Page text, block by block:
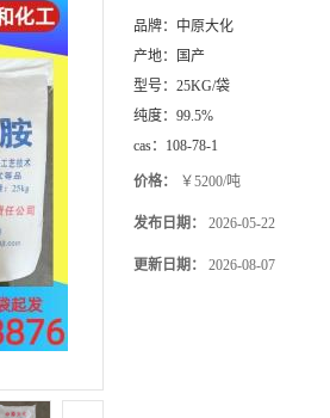
品牌： 中原大化
产地：
国产
型号： 25KG/袋
纯度： 99.5%
cas： 108-78-1
价格： ￥5200/吨
发布日期： 2026-05-22
更新日期： 2026-08-07